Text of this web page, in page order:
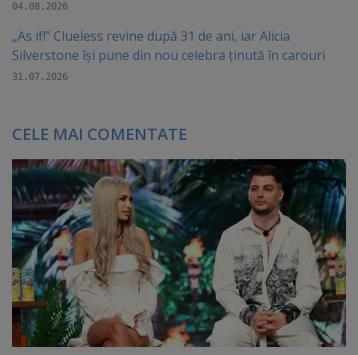
04.08.2026
„As if!” Clueless revine după 31 de ani, iar Alicia
Silverstone își pune din nou celebra ținută în carouri
31.07.2026
CELE MAI COMENTATE